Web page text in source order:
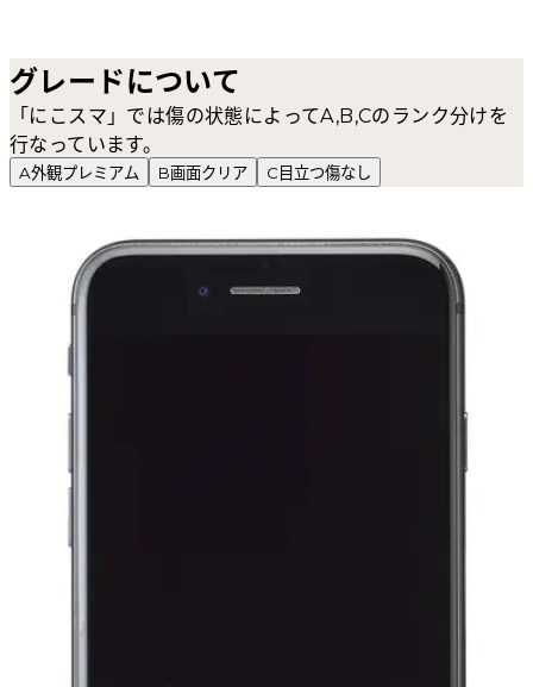
グレードについて
「にこスマ」では傷の状態によってA,B,Cのランク分けを
行なっています。
A外観プレミアム B画面クリア C 目立つ傷なし